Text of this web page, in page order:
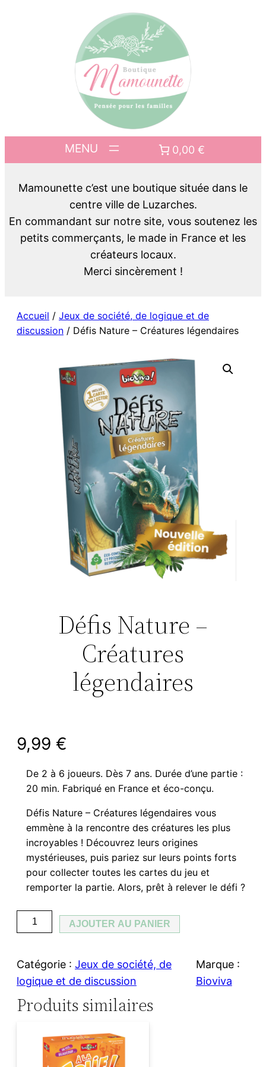
0,00 €
Mamounette c’est une boutique située dans le
centre ville de Luzarches.
En commandant sur notre site, vous soutenez les
petits commerçants, le made in France et les
créateurs locaux.
Merci sincèrement !
Accueil / Jeux de société, de logique et de
discussion / Défis Nature – Créatures légendaires
Défis Nature –
Créatures
légendaires
9,99 €
De 2 à 6 joueurs. Dès 7 ans. Durée d’une partie :
20 min. Fabriqué en France et éco-conçu.
Défis Nature – Créatures légendaires vous
emmène à la rencontre des créatures les plus
incroyables ! Découvrez leurs origines
mystérieuses, puis pariez sur leurs points forts
pour collecter toutes les cartes du jeu et
remporter la partie. Alors, prêt à relever le défi ?
u
n
t
i
AJOUTER AU PANIER
Catégorie : Jeux de société, de
logique et de discussion
Marque :
Bioviva
Produits similaires